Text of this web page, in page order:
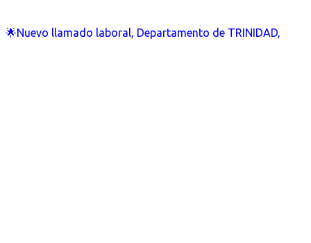
🌟Nuevo llamado laboral, Departamento de TRINIDAD,